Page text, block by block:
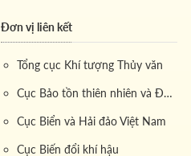
Đơn vị liên kết
Tổng cục Khí tượng Thủy văn
Cục Bảo tồn thiên nhiên và Đa dạng sinh học
Cục Biển và Hải đảo Việt Nam
Cục Biến đổi khí hậu